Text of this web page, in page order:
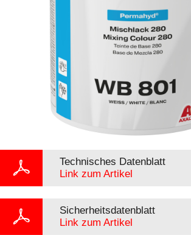
Technisches Datenblatt
Link zum Artikel
Sicherheitsdatenblatt
Link zum Artikel